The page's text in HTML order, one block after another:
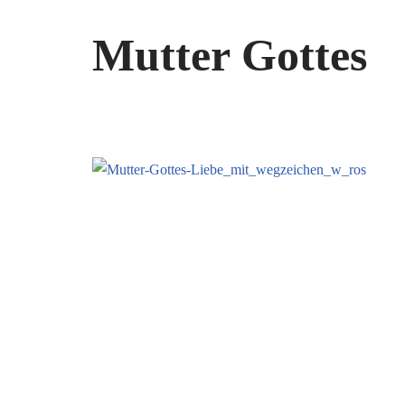
Mutter Gottes